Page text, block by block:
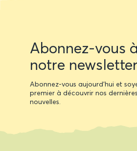
Newsletter
form
Abonnez-vous à
notre newsletter
Abonnez-vous aujourd'hui et
premier à découvrir nos dernières
nouvelles.